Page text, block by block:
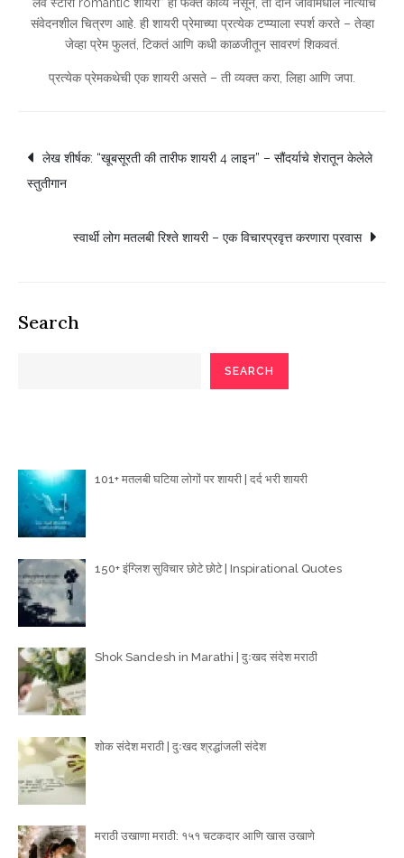
संवेदनशील चित्रण आहे. ही शायरी प्रेमाच्या प्रत्येक टप्प्याला स्पर्श करते – तेव्हा
जेव्हा प्रेम फुलतं, टिकतं आणि कधी काळजीतून सावरणं शिकवतं.
प्रत्येक प्रेमकथेची एक शायरी असते – ती व्यक्त करा, लिहा आणि जपा.
Post
navigation
लेख शीर्षक: “खूबसूरती की तारीफ शायरी 4 लाइन” – सौंदर्याचे शेरातून केलेले
स्तुतीगान
स्वार्थी लोग मतलबी रिश्ते शायरी – एक विचारप्रवृत्त करणारा प्रवास
Search
SEARCH
101+ मतलबी घटिया लोगों पर शायरी | दर्द भरी शायरी
150+ इंग्लिश सुविचार छोटे छोटे | Inspirational Quotes
Shok Sandesh in Marathi | दुःखद संदेश मराठी
शोक संदेश मराठी | दुःखद श्रद्धांजली संदेश
मराठी उखाणा मराठी: १५१ चटकदार आणि खास उखाणे